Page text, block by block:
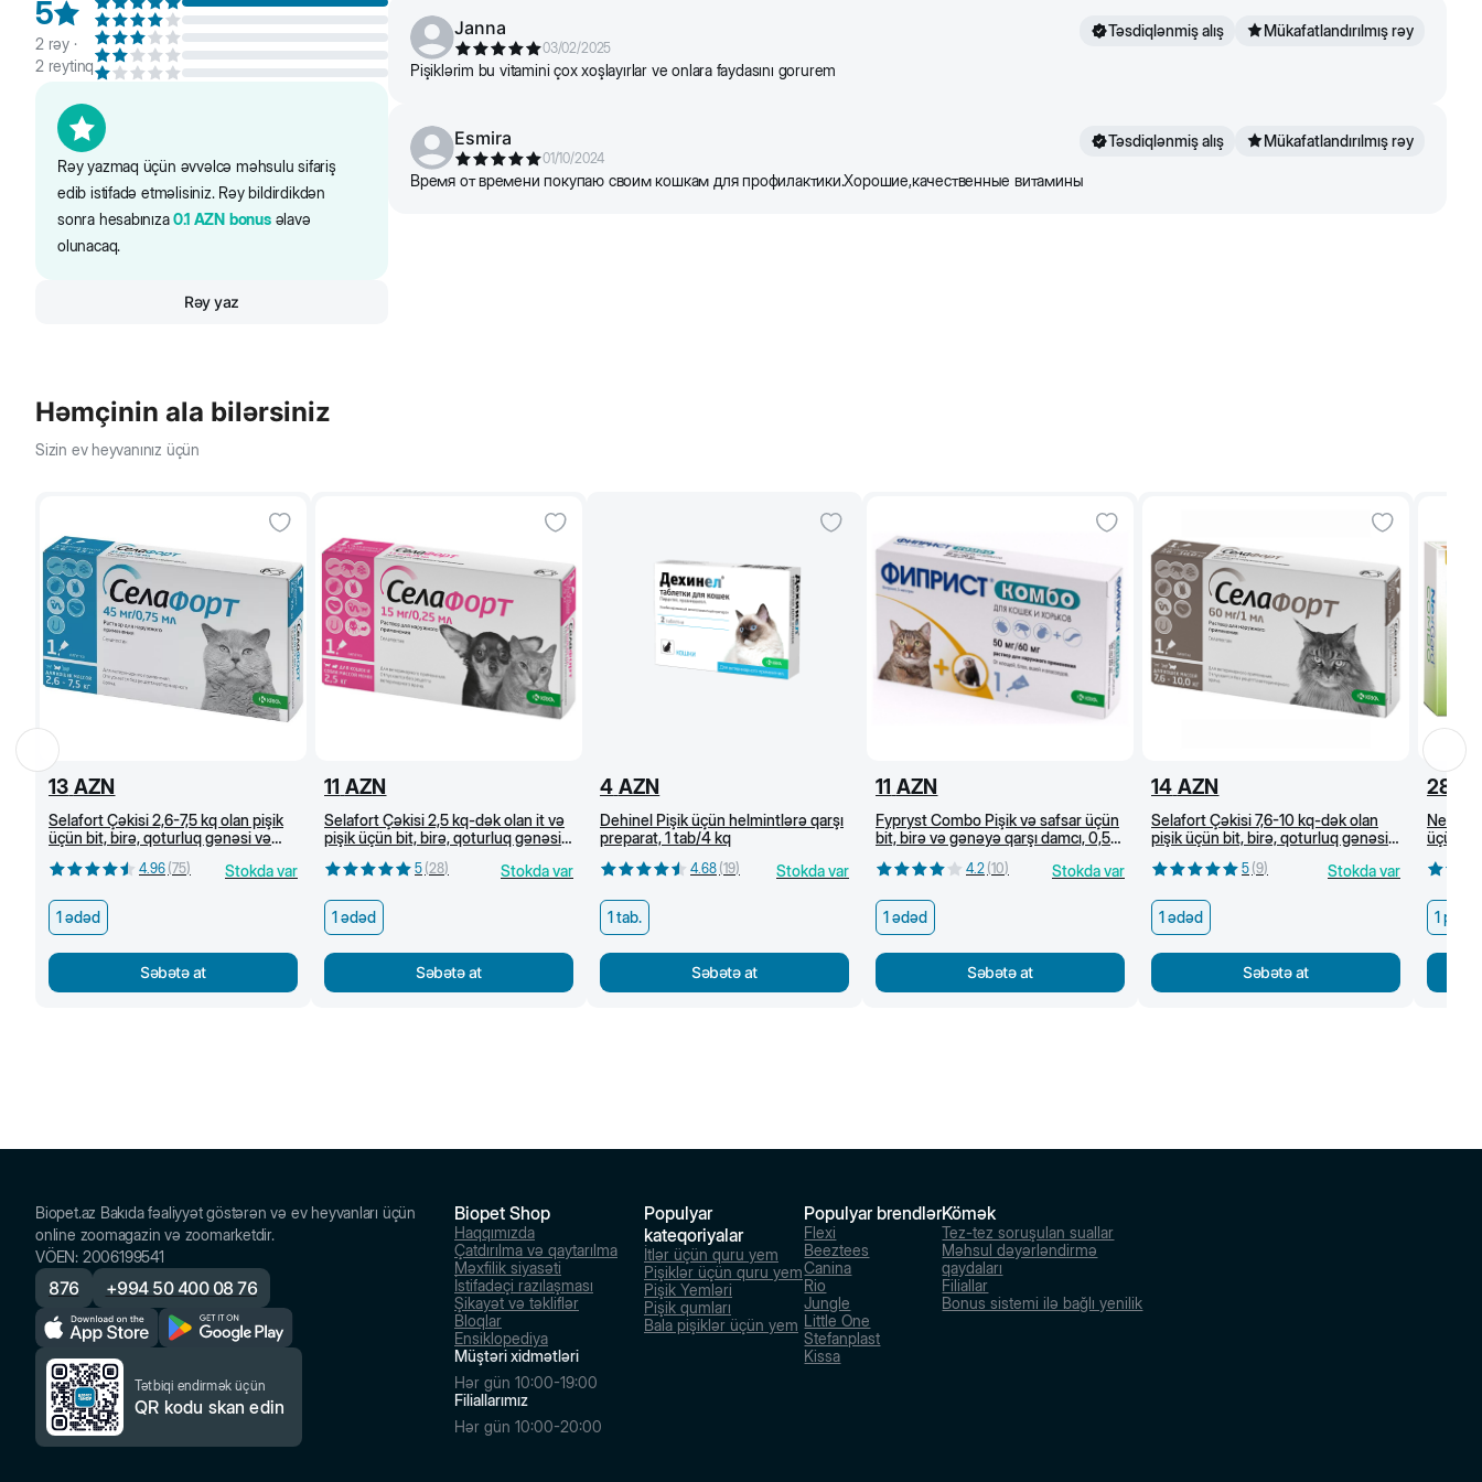
5
2rəy ·
2reytinq
Rəy yazmaq üçün əvvəlcə məhsulu sifariş
edib istifadə etməlisiniz. Rəy bildirdikdən
sonra hesabınıza0.1 AZN bonusəlavə
olunacaq.
Rəy yaz
Janna
03/02/2025
Təsdiqlənmiş alış Mükafatlandırılmış rəy
Pişiklərim bu vitamini çox xoşlayırlar ve onlara faydasını gorurem
Esmira
01/10/2024
Təsdiqlənmiş alış Mükafatlandırılmış rəy
Время от времени покупаю своим кошкам для профилактики.Хорошие,качественные витамины
Həmçinin ala bilərsiniz
Sizin ev heyvanınız üçün
13 AZN
Selafort Çəkisi 2,6-7,5 kq olan pişik
üçün bit, birə, qoturluq gənəsi və
4.96 (75) Stokda var
1 ədəd
Səbətə at
11 AZN
Selafort Çəkisi 2,5 kq-dək olan it və
pişik üçün bit, birə, qoturluq gənəsi
5 (28) Stokda var
1 ədəd
Səbətə at
4 AZN
Dehinel Pişik üçün helmintlərə qarşı
preparat, 1 tab/4 kq
4.68 (19) Stokda var
1 tab.
Səbətə at
11 AZN
Fypryst Combo Pişik və safsar üçün
bit, birə və gənəyə qarşı damcı, 0,5
4.2 (10) Stokda var
1 ədəd
Səbətə at
14 AZN
Selafort Çəkisi 7,6-10 kq-dək olan
pişik üçün bit, birə, qoturluq gənəsi
5 (9) Stokda var
1 ədəd
Səbətə at
28.5
üçün
ml)
1 pipet
Biopet.az Bakıda fəaliyyət göstərən və ev heyvanları üçün
online zoomagazin və zoomarketdir.
VÖEN: 2006199541
876 +994 50 400 08 76
Tətbiqi endirmək üçün
QR kodu skan edin
Biopet Shop
Haqqımızda
Çatdırılma və qaytarılma
Məxfilik siyasəti
İstifadəçi razılaşması
Şikayət və təkliflər
Bloqlar
Ensiklopediya
Müştəri xidmətləri
Hər gün 10:00-19:00
Filiallarımız
Hər gün 10:00-20:00
Populyar
kateqoriyalar
İtlər üçün quru yem
Pişiklər üçün quru yem
Pişik Yemləri
Pişik qumları
Bala pişiklər üçün yem
Populyar brendlər
Flexi
Beeztees
Canina
Rio
Jungle
Little One
Stefanplast
Kissa
Kömək
Tez-tez soruşulan suallar
Məhsul dəyərləndirmə
qaydaları
Filiallar
Bonus sistemi ilə bağlı yenilik